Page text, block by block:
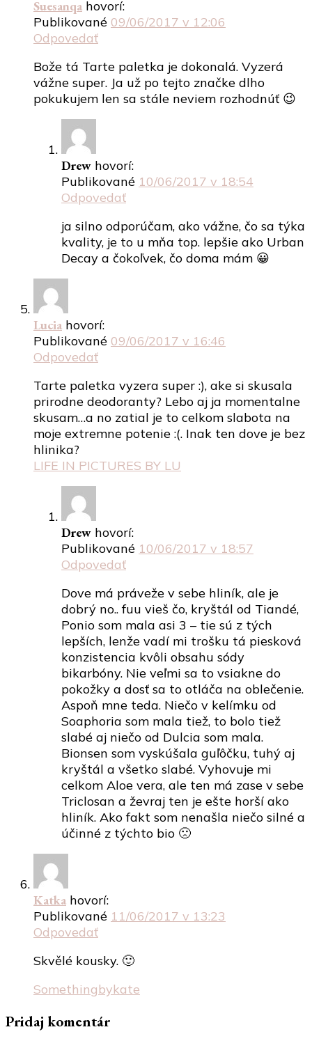
Suesanqa hovorí:
Publikované 09/06/2017 v 12:06
Odpovedať
Bože tá Tarte paletka je dokonalá. Vyzerá
vážne super. Ja už po tejto značke dlho
pokukujem len sa stále neviem rozhodnúť 😉
Drew hovorí:
Publikované 10/06/2017 v 18:54
Odpovedať
ja silno odporúčam, ako vážne, čo sa týka
kvality, je to u mňa top. lepšie ako Urban
Decay a čokoľvek, čo doma mám 😀
Lucia hovorí:
Publikované 09/06/2017 v 16:46
Odpovedať
Tarte paletka vyzera super :), ake si skusala
prirodne deodoranty? Lebo aj ja momentalne
skusam…a no zatial je to celkom slabota na
moje extremne potenie :(. Inak ten dove je bez
hlinika?
LIFE IN PICTURES BY LU
Drew hovorí:
Publikované 10/06/2017 v 18:57
Odpovedať
Dove má práveže v sebe hliník, ale je
dobrý no.. fuu vieš čo, kryštál od Tiandé,
Ponio som mala asi 3 – tie sú z tých
lepších, lenže vadí mi trošku tá piesková
konzistencia kvôli obsahu sódy
bikarbóny. Nie veľmi sa to vsiakne do
pokožky a dosť sa to otláča na oblečenie.
Aspoň mne teda. Niečo v kelímku od
Soaphoria som mala tiež, to bolo tiež
slabé aj niečo od Dulcia som mala.
Bionsen som vyskúšala guľôčku, tuhý aj
kryštál a všetko slabé. Vyhovuje mi
celkom Aloe vera, ale ten má zase v sebe
Triclosan a ževraj ten je ešte horší ako
hliník. Ako fakt som nenašla niečo silné a
účinné z týchto bio 🙁
Katka hovorí:
Publikované 11/06/2017 v 13:23
Odpovedať
Skvělé kousky. 🙂
Somethingbykate
Pridaj komentár